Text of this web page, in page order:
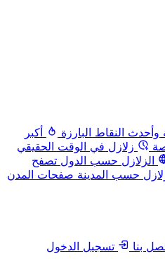
النقاط البارزة
أكبر
زلازل في الوقت الحقيقي
الزلازل حسب الدول تصفح
حسب المدينة صفحات المدن
بنا
تسجيل الدخول